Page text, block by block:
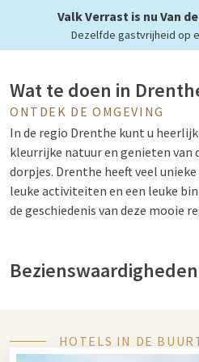
Valk Verrast is nu Van
Dezelfde gastvrijheid op
Wat te doen in
ONTDEK DE OMGEVING
In de regio Drenthe kunt u
kleurrijke natuur en genieten van
dorpjes. Drenthe heeft veel
leuke activiteiten en een leuke
de geschiedenis van deze mooie
naar de Kiersche Wijdepad waar
HOTELS IN DE